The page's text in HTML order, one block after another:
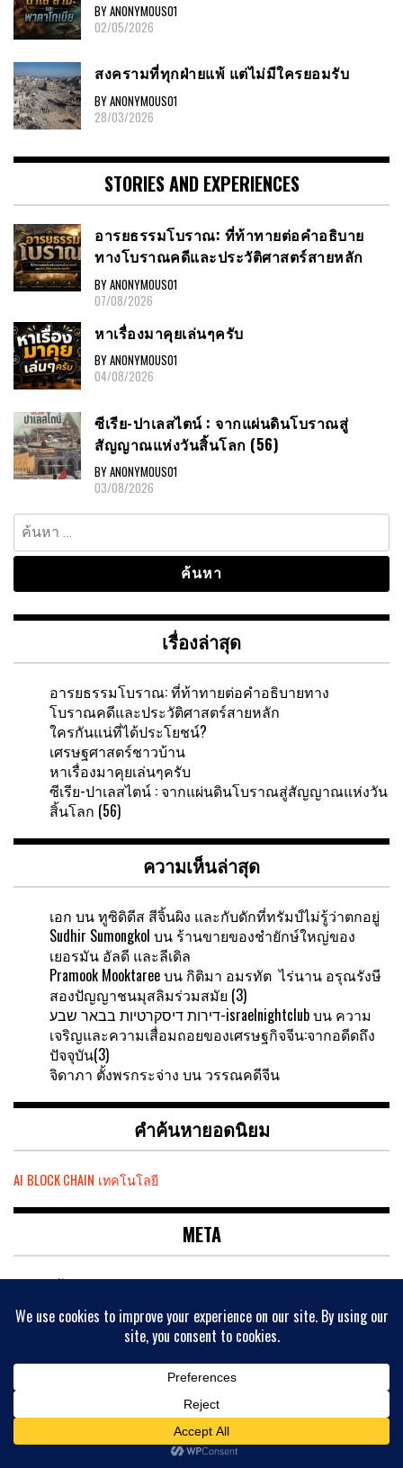
BY ANONYMOUS01
02/05/2026
สงครามที่ทุกฝ่ายแพ้ แต่ไม่มีใครยอมรับ
BY ANONYMOUS01
28/03/2026
STORIES AND EXPERIENCES
อารยธรรมโบราณ: ที่ท้าทายต่อคำอธิบาย
ทางโบราณคดีและประวัติศาสตร์สายหลัก
BY ANONYMOUS01
07/08/2026
หาเรื่องมาคุยเล่นๆครับ
BY ANONYMOUS01
04/08/2026
ซีเรีย-ปาเลสไตน์ : จากแผ่นดินโบราณสู่
สัญญาณแห่งวันสิ้นโลก (56)
BY ANONYMOUS01
03/08/2026
ค้นหา
สำหรับ:
เรื่องล่าสุด
อารยธรรมโบราณ: ที่ท้าทายต่อคำอธิบายทาง
โบราณคดีและประวัติศาสตร์สายหลัก
ใครกันแน่ที่ได้ประโยชน์?
เศรษฐศาสตร์ชาวบ้าน
หาเรื่องมาคุยเล่นๆครับ
ซีเรีย-ปาเลสไตน์ : จากแผ่นดินโบราณสู่สัญญาณแห่งวัน
สิ้นโลก (56)
ความเห็นล่าสุด
เอก บนทูซิดิดีส สีจิ้นผิง และกับดักที่ทรัมป์ไม่รู้ว่าตกอยู่
Sudhir Sumongkol บน ร้านขายของชำยักษ์ใหญ่ของ
เยอรมัน อัลดี และลีเดิล
Pramook Mooktareeบน กิติมา อมรทัต ไร่นาน อรุณรังษี
สองปัญญาชนมุสลิมร่วมสมัย (3)
דירות דיסקרטיות בבאר שבע-israelnightclubบน ความ
เจริญและความเสื่อมถอยของเศรษฐกิจจีน:จากอดีดถึง
ปัจจุบัน(3)
จิดาภา ตั้งพรกระจ่าง บน วรรณคดีจีน
คำค้นหายอดนิยม
AI BLOCK CHAIN เทคโนโลยี
META
เข้าสู่ระบบ
เข้าฟีด
แสดงความเห็นฟีด
WordPress.org
ค้นหาบทความ